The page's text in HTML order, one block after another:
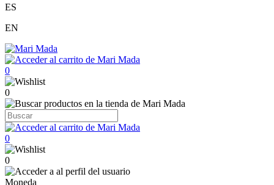
ES
EN
0
0
0
0
Moneda